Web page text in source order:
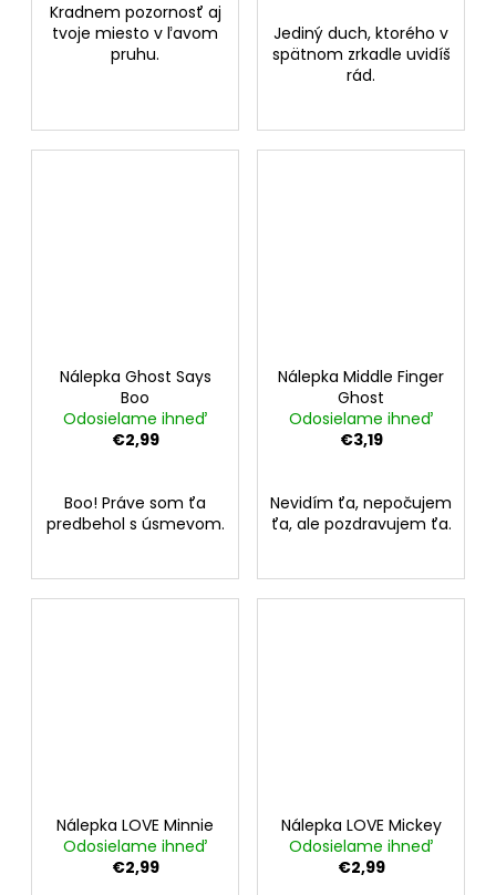
Kradnem pozornosť aj
tvoje miesto v ľavom
pruhu.
Jediný duch, ktorého v
spätnom zrkadle uvidíš
rád.
Nálepka Ghost Says
Boo
Odosielame ihneď
€2,99
Boo! Práve som ťa
predbehol s úsmevom.
Nálepka Middle Finger
Ghost
Odosielame ihneď
€3,19
Nevidím ťa, nepočujem
ťa, ale pozdravujem ťa.
Nálepka LOVE Minnie
Odosielame ihneď
€2,99
Nálepka LOVE Mickey
Odosielame ihneď
€2,99